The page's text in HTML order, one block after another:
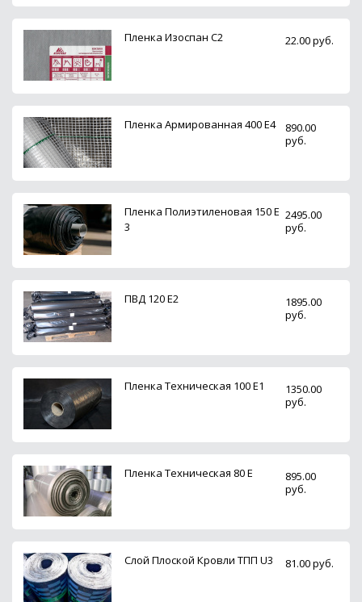
Пленка Изоспан С2 22.00 руб.
Пленка Армированная 400 Е4
890.00
руб.
Пленка Полиэтиленовая 150 Е
3
2495.00
руб.
ПВД 120 E2
1895.00
руб.
Пленка Техническая 100 Е1
1350.00
руб.
Пленка Техническая 80 Е
895.00
руб.
Слой Плоской Кровли ТПП U3 81.00 руб.